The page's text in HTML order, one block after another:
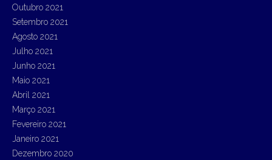
Outubro 2021
Setembro 2021
Agosto 2021
Julho 2021
Junho 2021
Maio 2021
Abril 2021
Março 2021
Fevereiro 2021
Janeiro 2021
Dezembro 2020